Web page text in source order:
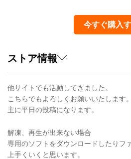
今すぐ購入
ストア情報
他サイトでも活動してきました。
こちらでもよろしくお願いいたします。
主に平日の投稿になります。
解凍、再生が出来ない場合
専用のソフトをダウンロードしたりフ
上手くいくと思います。